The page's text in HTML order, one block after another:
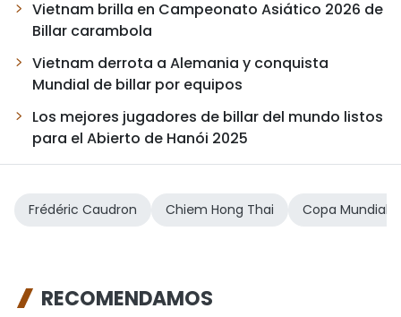
Vietnam brilla en Campeonato Asiático 2026 de
Billar carambola
Vietnam derrota a Alemania y conquista
Mundial de billar por equipos
Los mejores jugadores de billar del mundo listos
para el Abierto de Hanói 2025
Frédéric Caudron Chiem Hong Thai Copa Mundial
RECOMENDAMOS